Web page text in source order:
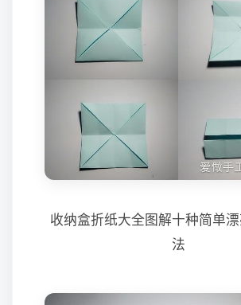
收纳盒折纸大全图解十种简单
法